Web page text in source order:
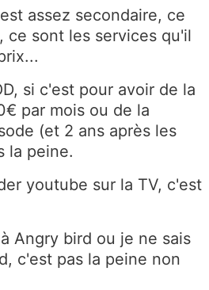
assez secondaire, ce
ce sont les services qu'il
si c'est pour avoir de la
par mois ou de la
(et 2 ans après les
la peine.
youtube sur la TV, c'est
Angry bird ou je ne sais
c'est pas la peine non